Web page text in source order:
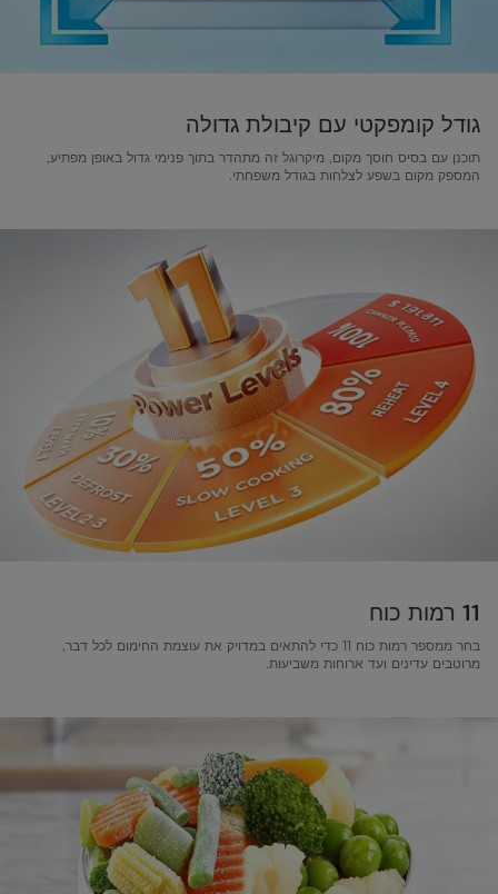
גודל קומפקטי עם קיבולת גדולה
תוכנן עם בסיס חוסך מקום, מיקרוגל זה מתהדר בתוך פנימי גדול באופן מפתיע,
המספק מקום בשפע לצלחות בגודל משפחתי.
11 רמות כוח
בחר ממספר רמות כוח 11 כדי להתאים במדויק את עוצמת החימום לכל דבר,
מרוטבים עדינים ועד ארוחות משביעות.